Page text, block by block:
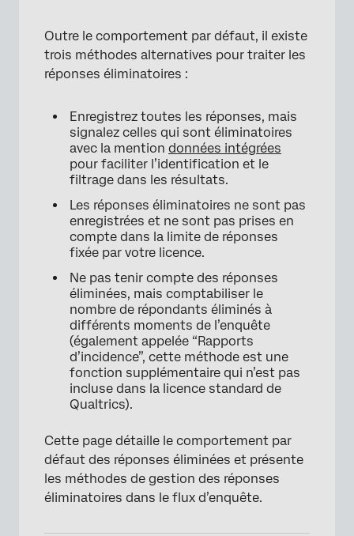
Outre le comportement par défaut, il existe
trois méthodes alternatives pour traiter les
réponses éliminatoires :
Enregistrez toutes les réponses, mais
signalez celles qui sont éliminatoires
avec la mention données intégrées
pour faciliter l’identification et le
filtrage dans les résultats.
Les réponses éliminatoires ne sont pas
enregistrées et ne sont pas prises en
compte dans la limite de réponses
fixée par votre licence.
Ne pas tenir compte des réponses
éliminées, mais comptabiliser le
nombre de répondants éliminés à
différents moments de l’enquête
(également appelée “Rapports
d’incidence”, cette méthode est une
fonction supplémentaire qui n’est pas
incluse dans la licence standard de
Qualtrics).
Cette page détaille le comportement par
défaut des réponses éliminées et présente
les méthodes de gestion des réponses
éliminatoires dans le flux d’enquête.